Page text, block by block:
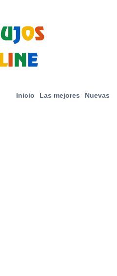
Inicio Las mejores Nuevas